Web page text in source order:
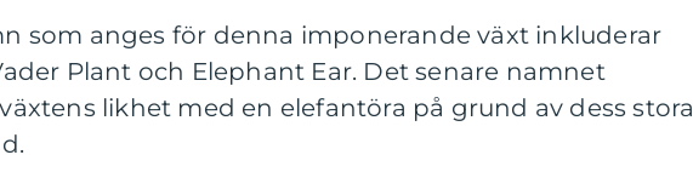
som anges för denna imponerande växt inkluderar
Plant och Elephant Ear. Det senare namnet
likhet med en elefantöra på grund av dess stora